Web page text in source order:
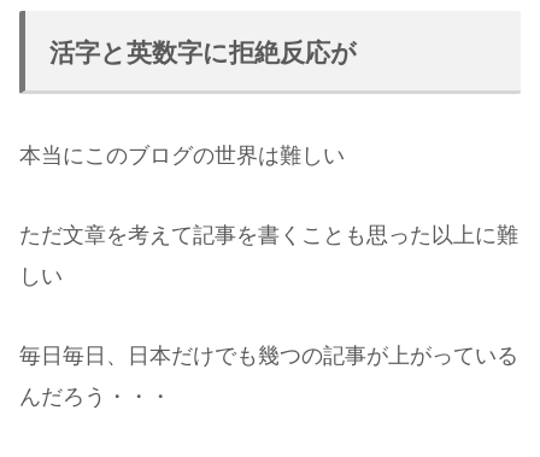
活字と英数字に拒絶反応が
本当にこのブログの世界は難しい
ただ文章を考えて記事を書くことも思った以上に難
しい
毎日毎日、日本だけでも幾つの記事が上がっている
んだろう・・・